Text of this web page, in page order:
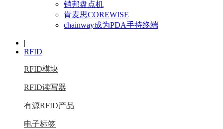
销邦盘点机
肯麦思COREWISE
chainway成为PDA手持终端
|
RFID
RFID模块
RFID读写器
有源RFID产品
电子标签